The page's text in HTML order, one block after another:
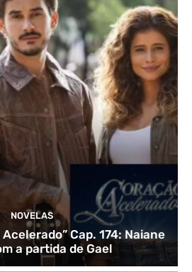
NOVELAS
Cap. 174: Naiane
a partida de Gael